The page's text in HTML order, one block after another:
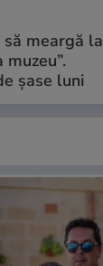
să meargă la
șase luni